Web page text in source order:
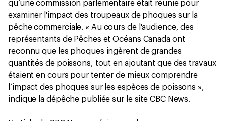
qu’une commission parlementaire était réunie pour
examiner l'impact des troupeaux de phoques sur la
pêche commerciale. « Au cours de l'audience, des
représentants de Pêches et Océans Canada ont
reconnu que les phoques ingèrent de grandes
quantités de poissons, tout en ajoutant que des travaux
étaient en cours pour tenter de mieux comprendre
l’impact des phoques sur les espèces de poissons »,
indique la dépêche publiée sur le site CBC News.